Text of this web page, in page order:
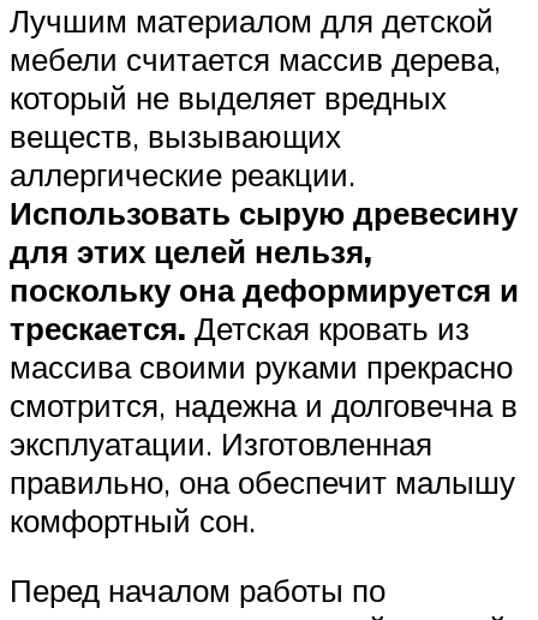
Лучшим материалом для детской
мебели считается массив дерева,
который не выделяет вредных
веществ, вызывающих
аллергические реакции.
Использовать сырую древесину
для этих целей нельзя,
поскольку она деформируется и
трескается. Детская кровать из
массива своими руками прекрасно
смотрится, надежна и долговечна в
эксплуатации. Изготовленная
правильно, она обеспечит малышу
комфортный сон.
Перед началом работы по